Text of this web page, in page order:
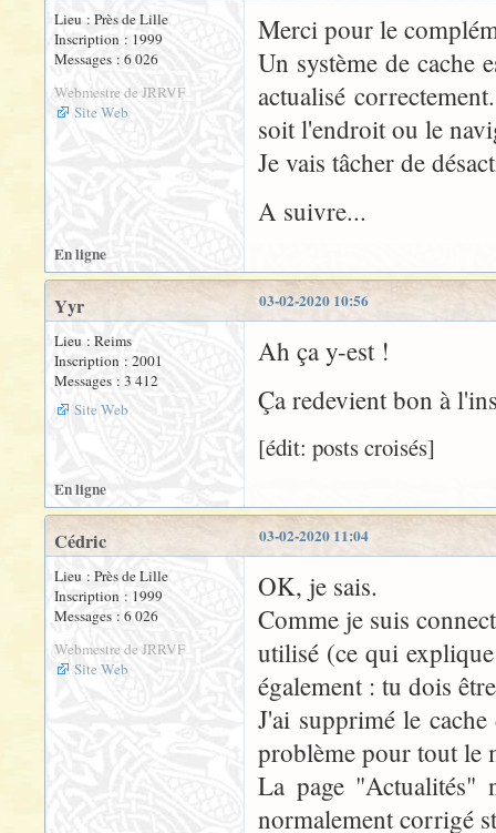
Lieu : Près de Lille
Inscription : 1999
Messages : 6 026
Webmestre de JRRVF
Site Web
Merci pour le
Un système de cache
actualisé
soit l'endroit ou le
Je vais tâcher de
A suivre...
En ligne
03-02-2020 10:56
Yyr
Lieu : Reims
Inscription : 2001
Messages : 3 412
Site Web
Ah ça y-est !
Ça redevient bon à
[édit: posts croisés]
En ligne
03-02-2020 11:04
Cédric
Lieu : Près de Lille
Inscription : 1999
Messages : 6 026
Webmestre de JRRVF
Site Web
OK, je sais.
Comme je suis
utilisé (ce qui
également : tu dois
J'ai supprimé le
problème pour tout le
La page "Actualités"
normalement corrigé